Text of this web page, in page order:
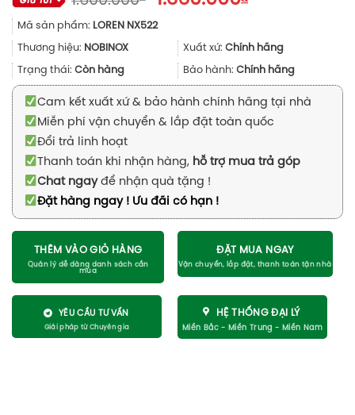
gốc
là:
1.600.000₫.là:
1.360.000₫.
Mã sản phẩm: LOREN NX522
Thương hiệu: NOBINOX Xuất xứ: Chính hãng
Trạng thái: Còn hàng Bảo hành: Chính hãng
Cam kết xuất xứ & bảo hành chính hãng tại nhà
Miễn phí vận chuyển & lắp đặt toàn quốc
Đổi trả linh hoạt
Thanh toán khi nhận hàng, hỗ trợ mua trả góp
Chat ngayđể nhận quà tặng !
Đặt hàng ngay ! Ưu đãi có hạn !
THÊM VÀO GIỎ HÀNG ĐẶT MUA NGAY
YÊU CẦU TƯ VẤN HỆ THỐNG ĐẠI LÝ